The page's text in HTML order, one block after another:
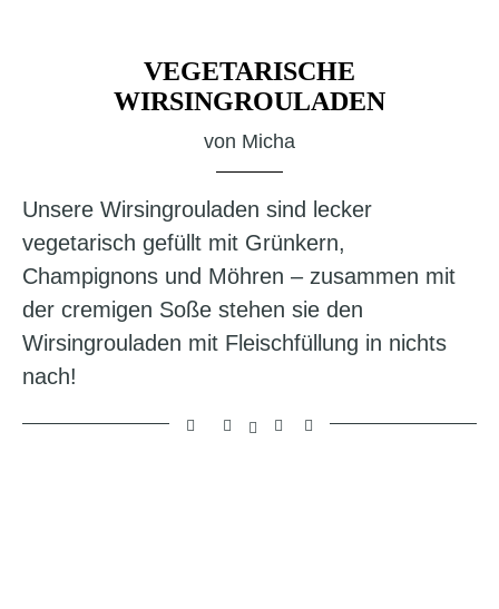
VEGETARISCHE
WIRSINGROULADEN
von Micha
Unsere Wirsingrouladen sind lecker
vegetarisch gefüllt mit Grünkern,
Champignons und Möhren – zusammen mit
der cremigen Soße stehen sie den
Wirsingrouladen mit Fleischfüllung in nichts
nach!